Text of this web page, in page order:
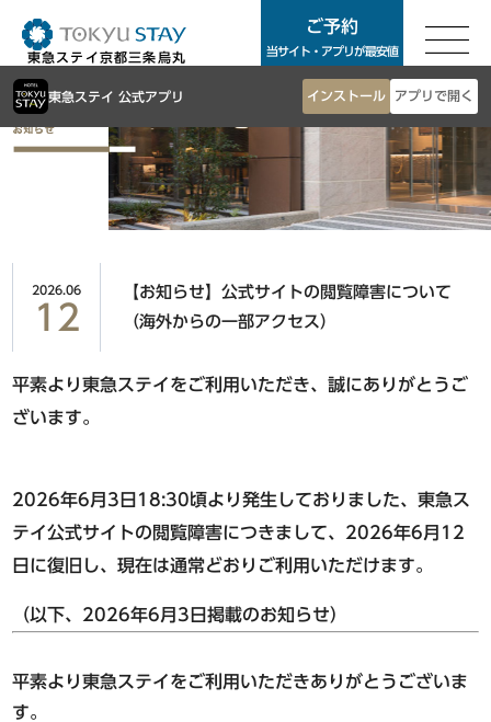
東急ステイ 公式アプリ インストール アプリで開く
東急ステイ京都三条烏丸
ご予約
当サイト・アプリが最安値
ご予約
東急ステイTOP
客室案内
朝食
お知らせ
アクセス
よくあるご質問
サステナビリティ
お問合せ
『東急ステイ公式アプリ』
東京エリア
銀座・築地・新橋エリア
東急ステイ新橋
渋谷・青山・目黒・世田谷エリア
東急ステイ渋谷 恵比寿
（2026年3月17日オープン）
東急ステイ青山プレミア
東急ステイ用賀
2026.06
12
【お知らせ】公式サイトの閲覧障害について
（海外からの一部アクセス）
平素より東急ステイをご利用いただき、誠にありがとうご
ざいます。
2026年6月3日18:30頃より発生しておりました、東急ス
テイ公式サイトの閲覧障害につきまして、2026年6月12
日に復旧し、現在は通常どおりご利用いただけます。
（以下、2026年6月3日掲載のお知らせ）
平素より東急ステイをご利用いただきありがとうございま
す。